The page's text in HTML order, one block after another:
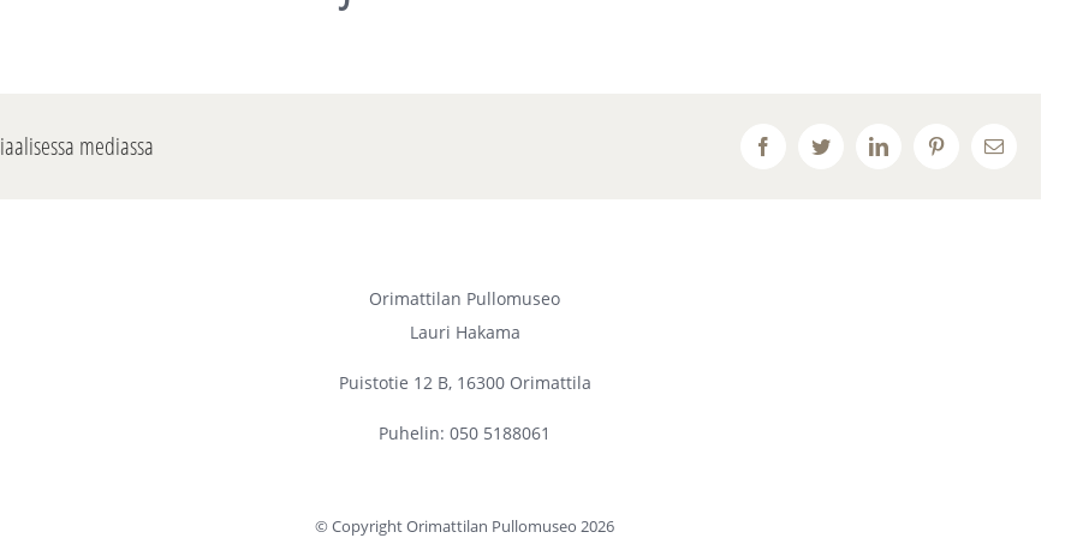
mediassa FacebookTwitterLinkedIn PinterestEmail
Orimattilan Pullomuseo
Lauri Hakama
Puistotie 12 B, 16300 Orimattila
Puhelin: 050 5188061
© Copyright Orimattilan Pullomuseo 2026